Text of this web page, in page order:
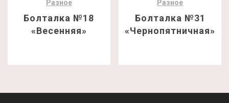
Разное
Болталка №18
«Весенняя»
Разное
Болталка №31
«Чернопятничная»